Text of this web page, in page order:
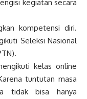
kegiatan secara
kompetensi diri.
Seleksi Nasional
kelas online
tuntutan masa
tidak bisa hanya